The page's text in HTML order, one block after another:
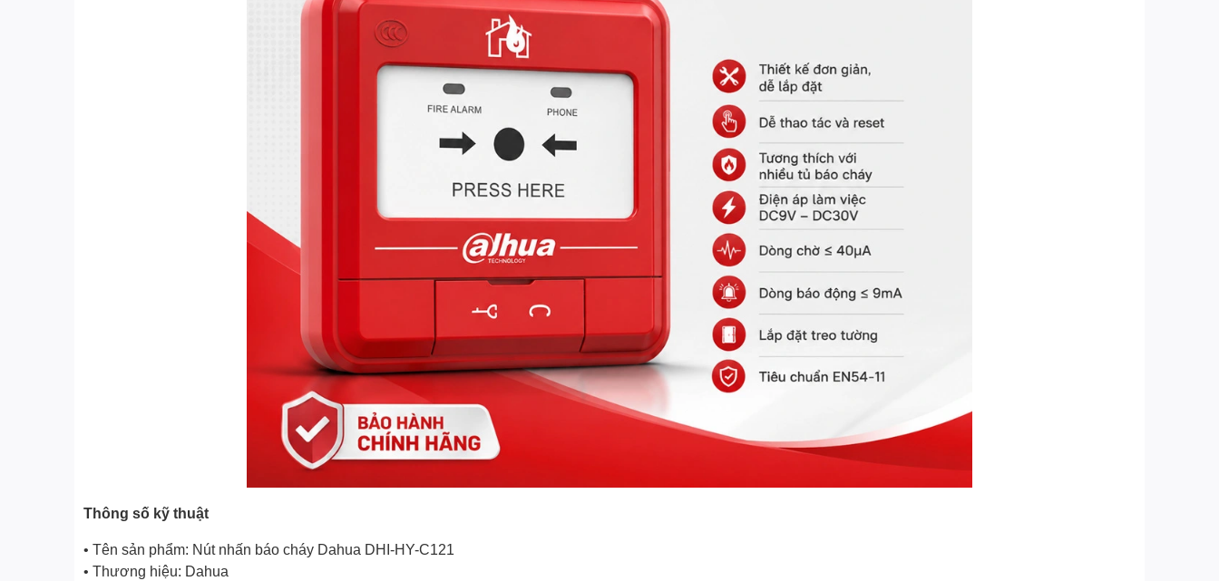
Thông số kỹ thuật
• Tên sản phẩm: Nút nhấn báo cháy Dahua DHI-HY-C121
• Thương hiệu: Dahua